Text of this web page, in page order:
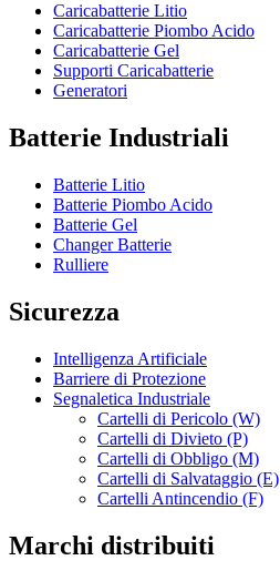
Caricabatterie Litio
Caricabatterie Piombo Acido
Caricabatterie Gel
Supporti Caricabatterie
Generatori
Batterie Industriali
Batterie Litio
Batterie Piombo Acido
Batterie Gel
Changer Batterie
Rulliere
Sicurezza
Intelligenza Artificiale
Barriere di Protezione
Segnaletica Industriale
Cartelli di Pericolo (W)
Cartelli di Divieto (P)
Cartelli di Obbligo (M)
Cartelli di Salvataggio (E)
Cartelli Antincendio (F)
Marchi distribuiti